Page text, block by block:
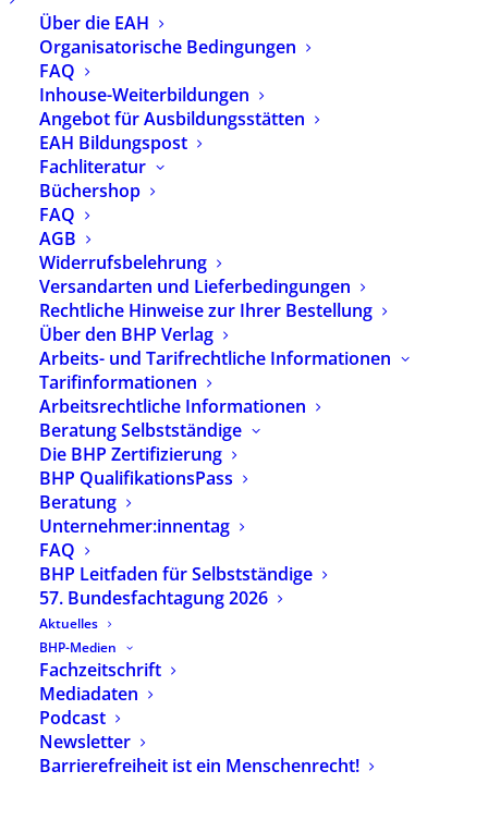
Über die EAH
Organisatorische Bedingungen
FAQ
Inhouse-Weiterbildungen
Angebot für Ausbildungsstätten
EAH Bildungspost
Fachliteratur
Büchershop
FAQ
AGB
Widerrufsbelehrung
Versandarten und Lieferbedingungen
Rechtliche Hinweise zur Ihrer Bestellung
Über den BHP Verlag
Arbeits- und Tarifrechtliche Informationen
Tarifinformationen
Arbeitsrechtliche Informationen
Beratung Selbstständige
Die BHP Zertifizierung
BHP QualifikationsPass
Beratung
Unternehmer:innentag
FAQ
BHP Leitfaden für Selbstständige
57. Bundesfachtagung 2026
Aktuelles
BHP-Medien
Fachzeitschrift
Mediadaten
Podcast
Newsletter
Barrierefreiheit ist ein Menschenrecht!
Seminar-Nr.: 26 W 1.16
Spiel als diagnostischer Zugang in der
Heilpädagogik bei Kindern mit sozial-
emotionalen
Entwicklungsschwierigkeiten
Ort: Freie Heilpädagogische Praxis Leginovic,
Zur Eisernen Hand 27, 64367 Mühltal -Traisa
Datum:
28.08.2026 – 29.08.2026
Anmeldeschluss: 25.08.2026
Plätze verfügbar
Referent:innen: Sandra Leginovic
Seminar-Nr.: 26 O 18
Elternbildung im Kontext von
Autismus und Migration